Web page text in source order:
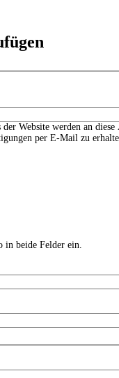
Website werden an
per E-Mail zu
in beide Felder ein.